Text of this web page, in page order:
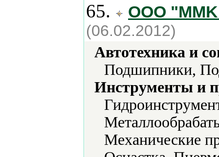
65. OOO
(06.02.2012)
Автотехника и
Подшипники,
Инструменты и
Механические